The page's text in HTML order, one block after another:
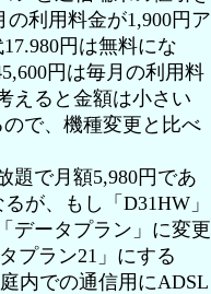
利用料金が1,900円ア
円は無料にな
円は毎月の利用料
えると金額は小さい
で、機種変更と比べ
題で月額5,980円であ
が、もし「D31HW」
データプラン」に変更
プラン21」にする
内での通信用にADSL